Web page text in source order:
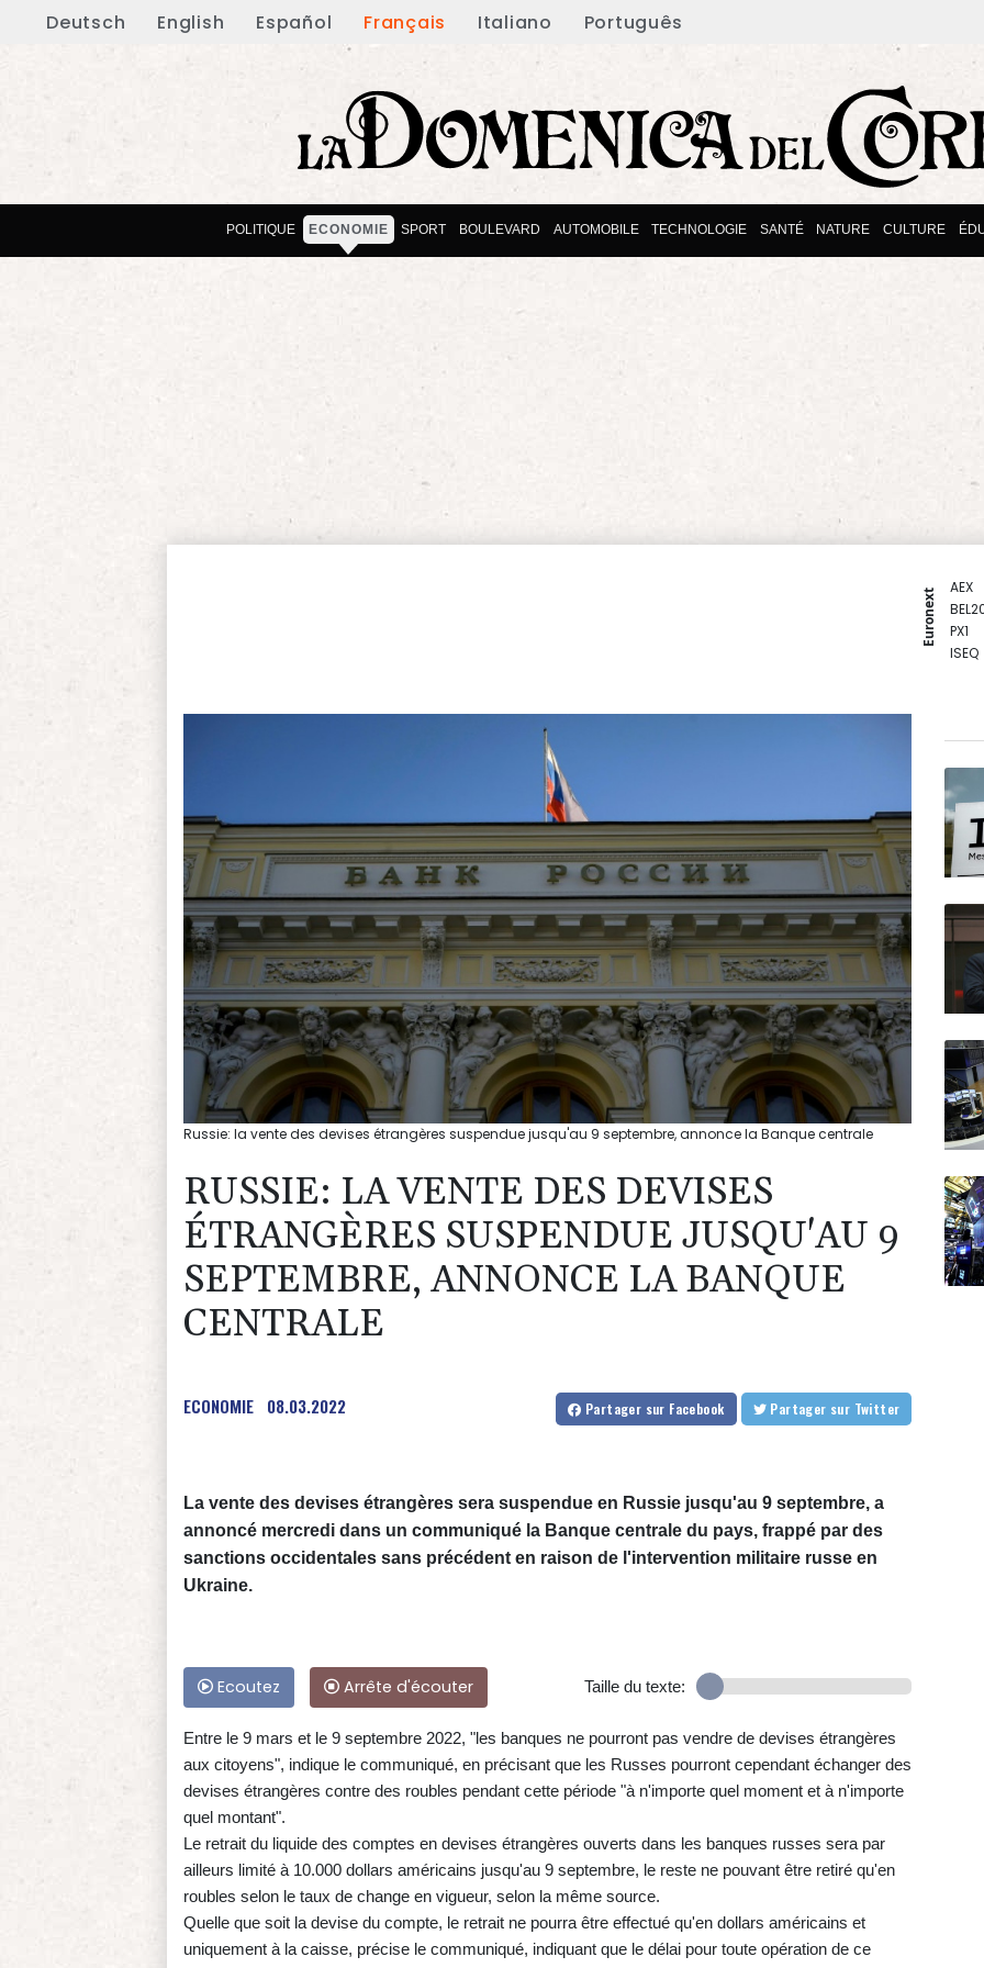
Deutsch English Español Français Italiano Português
POLITIQUE ECONOMIE SPORT BOULEVARD AUTOMOBILE TECHNOLOGIE SANTÉ NATURE CULTURE
Euronext
AEX
PX1
ISEQ
Russie: la vente des devises étrangères suspendue jusqu'au 9 septembre, annonce la Banque centrale
RUSSIE: LA VENTE DES DEVISES
ÉTRANGÈRES SUSPENDUE JUSQU'AU 9
SEPTEMBRE, ANNONCE LA BANQUE
CENTRALE
ECONOMIE 08.03.2022 Partager sur Facebook Partager sur Twitter
La vente des devises étrangères sera suspendue en Russie jusqu'au 9 septembre, a
annoncé mercredi dans un communiqué la Banque centrale du pays, frappé par des
sanctions occidentales sans précédent en raison de l'intervention militaire russe en
Ukraine.
Ecoutez Arrête d'écouter Taille du texte:
Entre le 9 mars et le 9 septembre 2022, "les banques ne pourront pas vendre de devises étrangères
aux citoyens", indique le communiqué, en précisant que les Russes pourront cependant échanger des
devises étrangères contre des roubles pendant cette période "à n'importe quel moment et à n'importe
quel montant".
Le retrait du liquide des comptes en devises étrangères ouverts dans les banques russes sera par
ailleurs limité à 10.000 dollars américains jusqu'au 9 septembre, le reste ne pouvant être retiré qu'en
roubles selon le taux de change en vigueur, selon la même source.
Quelle que soit la devise du compte, le retrait ne pourra être effectué qu'en dollars américains et
uniquement à la caisse, précise le communiqué, indiquant que le délai pour toute opération de ce